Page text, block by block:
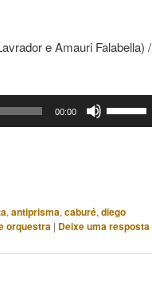
e Amauri Falabella) /
00:00
para
para
, antiprisma, caburé, diego
orquestra | Deixe uma resposta